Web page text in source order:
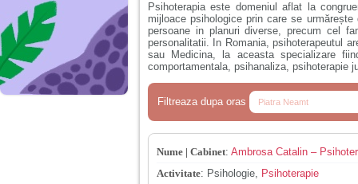
Psihoterapia este domeniul aflat la
mijloace psihologice prin care se
persoane in planuri diverse, precum cel
personalitatii. In Romania, psihoterapeutul
sau Medicina, la aceasta specializare
comportamentala, psihanaliza, psihoterapie
Filtreaza dupa oras
Nume | Cabinet: Ambrosa Catalin –
Activitate: Psihologie, Psihoterapie